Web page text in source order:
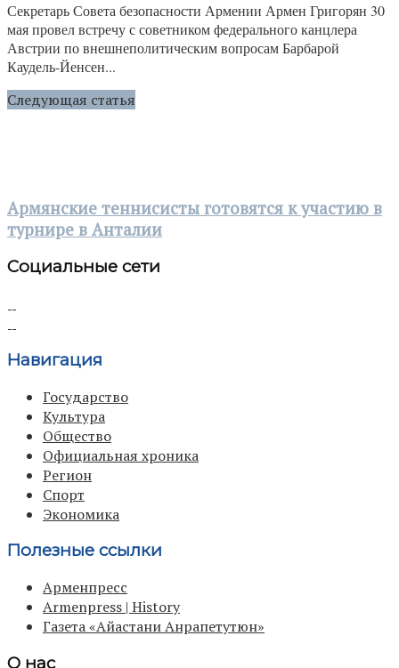
Секретарь Совета безопасности Армении Армен Григорян 30
мая провел встречу с советником федерального канцлера
Австрии по внешнеполитическим вопросам Барбарой
Каудель-Йенсен...
Следующая статья
Армянские теннисисты готовятся к участию в
турнире в Анталии
Социальные сети
Навигация
Государство
Культура
Общество
Официальная хроника
Регион
Спорт
Экономика
Полезные ссылки
Арменпресс
Armenpress | History
Газета «Айастани Анрапетутюн»
О нас